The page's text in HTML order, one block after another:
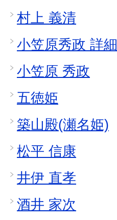
村上 義清
小笠原秀政 詳細
小笠原 秀政
五徳姫
築山殿(瀬名姫)
松平 信康
井伊 直孝
酒井 家次